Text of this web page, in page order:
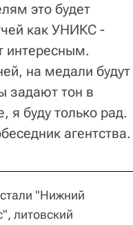
это будет
как УНИКС -
интересным.
на медали будут
задают тон в
я буду только рад.
агентства.
стали "Нижний
литовский